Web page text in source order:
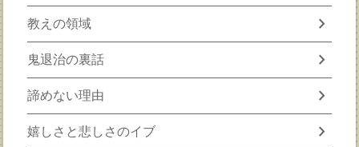
教えの領域 chevron_right
鬼退治の裏話 chevron_right
諦めない理由 chevron_right
嬉しさと悲しさのイブ chevron_right